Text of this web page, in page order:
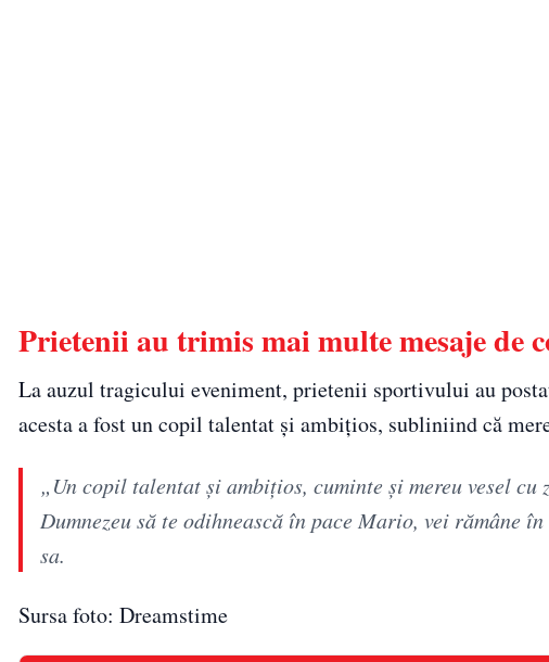
Prietenii au trimis mai multe mesaje de
La auzul tragicului eveniment, prietenii sportivului au
acesta a fost un copil talentat și ambițios, subliniind că
„Un copil talentat și ambițios, cuminte și mereu vesel
Dumnezeu să te odihnească în pace Mario, vei rămâne
sa.
Sursa foto: Dreamstime